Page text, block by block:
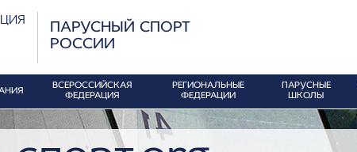
ПАРУСНЫЙ СПОРТ
РОССИИ
ВСЕРОССИЙСКАЯ
ФЕДЕРАЦИЯ
РЕГИОНАЛЬНЫЕ
ФЕДЕРАЦИИ
ПАРУСНЫЕ
ШКОЛЫ